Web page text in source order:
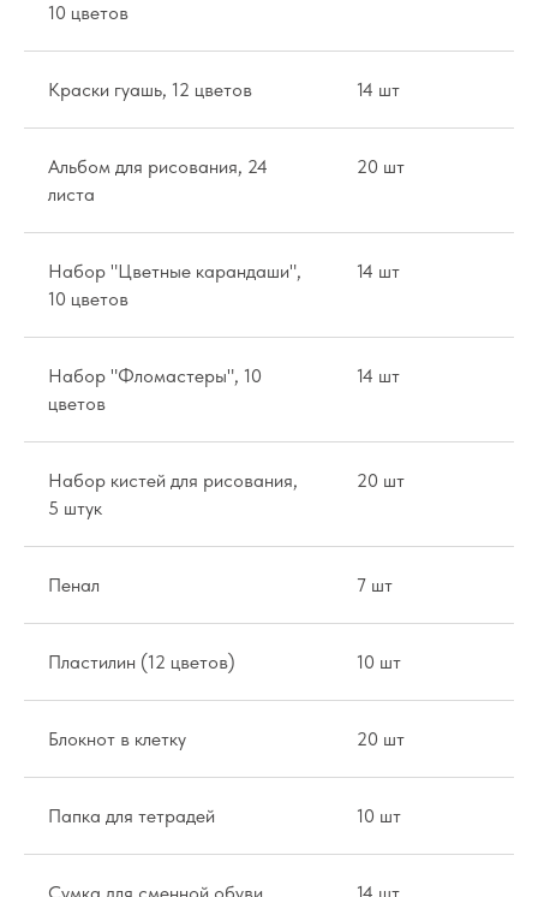
10 цветов
Краски гуашь, 12 цветов 14 шт
Альбом для рисования, 24
листа
20 шт
Набор "Цветные карандаши",
10 цветов
14 шт
Набор "Фломастеры", 10
цветов
14 шт
Набор кистей для рисования,
5 штук
20 шт
Пенал 7 шт
Пластилин (12 цветов) 10 шт
Блокнот в клетку 20 шт
Папка для тетрадей 10 шт